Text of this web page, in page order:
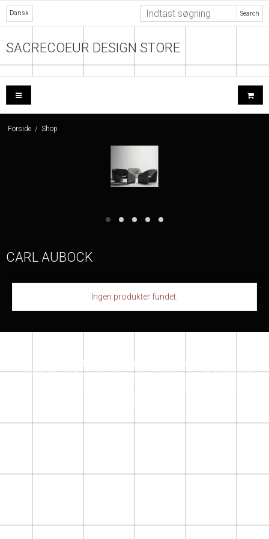
Dansk Search
SACRECOEUR DESIGN STORE
Forside / Shop
CARL AUBOCK
Ingen produkter fundet.
SACRECOEUR DESIGN STORE
Jensløvsvej 6
2920 Charlottenlund
denmark Telefonnr.:+45 26162609
+ 45 26162609
info@sacrecoeur.dk
Instagram